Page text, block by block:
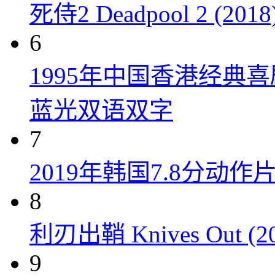
死侍2 Deadpool 2
6
1995年中国香港经典
蓝光双语双字
7
2019年韩国7.8分动作
8
利刃出鞘 Knives Out
9